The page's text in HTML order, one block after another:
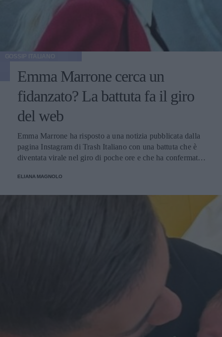
Emma Marrone cerca un
fidanzato? La battuta fa il giro
del web
Emma Marrone ha risposto a una notizia pubblicata dalla
pagina Instagram di Trash Italiano con una battuta che è
diventata virale nel giro di poche ore e che ha confermato
una caratteristica tra le più apprezzate dai suoi fan.
ELIANA MAGNOLO